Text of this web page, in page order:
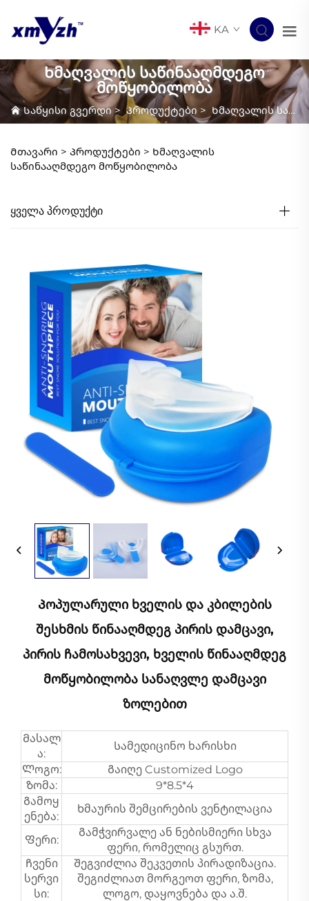
KA
Ხმაღვალის საწინააღმდეგო
მოწყობილობა
Საწყისი გვერდი> Პროდუქტები > Ხმაღვალის საწინააღმდეგო მოწყობილობა
Მთავარი > Პროდუქტები > Ხმაღვალის
საწინააღმდეგო მოწყობილობა
ᲧᲕᲔᲚᲐ ᲞᲠᲝᲓᲣᲥᲢᲘ
Პოპულარული Ხველის Და Კბილების
Შესხმის Წინააღმდეგ Პირის Დამცავი,
Პირის Ჩამოსახვევი, Ხველის Წინააღმდეგ
Მოწყობილობა Სანაღვლე Დამცავი
Ზოლებით
Მასალ
ა:
Სამედიცინო ხარისხი
Ლოგო:
Გაიღე Customized Logo
Ზომა:
9*8.5*4
Გამოყ
ენება:
Ხმაურის შემცირების ვენტილაცია
Ფერი:
Გამჭვირვალე ან ნებისმიერი სხვა
ფერი, რომელიც გსურთ.
Ჩვენი
სერვი
სი:
Შეგვიძლია შეკვეთის პირადიზაცია.
შეგიძლიათ მორგეოთ ფერი, ზომა,
ლოგო, დაყოვნება და ა.შ.